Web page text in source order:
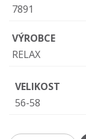
7891
VÝROBCE
RELAX
VELIKOST
56-58